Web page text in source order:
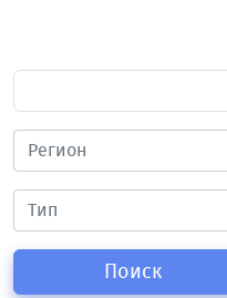
Поиск